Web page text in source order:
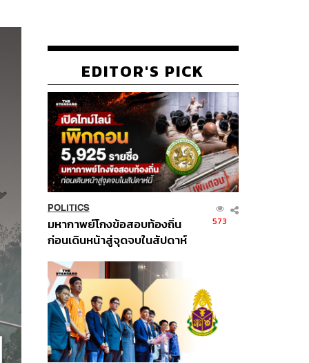
EDITOR'S PICK
POLITICS
มหากาพย์โกงข้อสอบท้องถิ่น
ก่อนเดินหน้าสู่จุดจบในสัปดาห์
573